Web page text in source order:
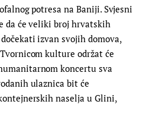
potresa na Baniji. Svjesni
da će veliki broj hrvatskih
izvan svojih domova,
kulture održat će
koncertu sva
ulaznica bit će
naselja u Glini,